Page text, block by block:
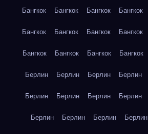
Бангкок Бангкок Бангкок Бангкок
Бангкок Бангкок Бангкок Бангкок
Бангкок Бангкок Бангкок Бангкок
Берлин Берлин Берлин Берлин
Берлин Берлин Берлин Берлин
Берлин Берлин Берлин Берлин